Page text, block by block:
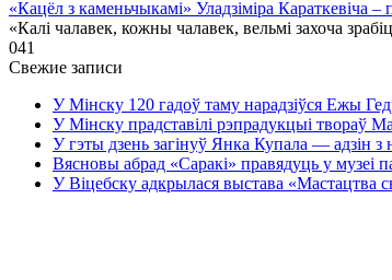
«Кацёл з каменьчыкамі» Уладзіміра Караткевіча
«Калі чалавек, кожны чалавек, вельмі захоча
041
Свежие записи
У Мінску 120 гадоў таму нарадзіўся Ежы
У Мінску прадставілі рэпрадукцыі твораў
У гэты дзень загінуў Янка Купала — адзін з
Вясновы абрад «Саракі» правядуць у музеі
У Віцебску адкрылася выстава «Мастацтва